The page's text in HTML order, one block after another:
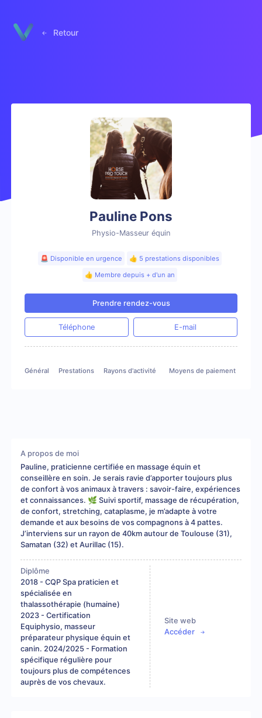
Retour
Pauline Pons
Physio-Masseur équin
🚨 Disponible en urgence
👍 5 prestations disponibles
👍 Membre depuis + d'un an
Prendre rendez-vous
Téléphone E-mail
Général Prestations Rayons d'activité Moyens de paiement
A propos de moi
Pauline, praticienne certifiée en massage équin et
conseillère en soin. Je serais ravie d’apporter toujours plus
de confort à vos animaux à travers : savoir-faire, expériences
et connaissances. 🌿 Suivi sportif, massage de récupération,
de confort, stretching, cataplasme, je m’adapte à votre
demande et aux besoins de vos compagnons à 4 pattes.
J’interviens sur un rayon de 40km autour de Toulouse (31),
Samatan (32) et Aurillac (15).
Diplôme
2018 - CQP Spa praticien et
spécialisée en
thalassothérapie (humaine)
2023 - Certification
Equiphysio, masseur
préparateur physique équin et
canin. 2024/2025 - Formation
spécifique régulière pour
toujours plus de compétences
auprès de vos chevaux.
Site web
Accéder